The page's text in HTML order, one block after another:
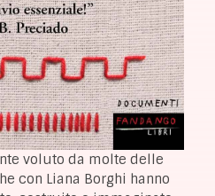
voluto da molte delle
con Liana Borghi hanno